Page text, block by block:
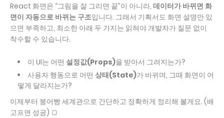
React 화면은 “그림을 잘 그리면 끝”이 아니라, 데이터가 바뀌면 화
면이 자동으로 바뀌는 구조입니다. 그래서 기획서도 화면 설명만 있
으면 부족하고, 최소한 아래 두 가지는 읽혀야 개발자가 질문 없이
착수할 수 있습니다.
이 UI는 어떤 설정값(Props)을 받아서 그려지는가?
사용자 행동으로 어떤 상태(State)가 바뀌며, 그때 화면이 어
떻게 달라지는가?
이제부터 붕어빵 세계관으로 간단하고 정확하게 정리해 볼게요. (배
고프면 성공) 🍞